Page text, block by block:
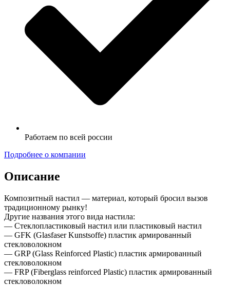
Работаем по всей россии
Подробнее о компании
Описание
Композитный настил — материал, который бросил вызов
традиционному рынку!
Другие названия этого вида настила:
— Стеклопластиковый настил или пластиковый настил
— GFK (Glasfaser Kunstsoffe) пластик армированный
стекловолокном
— GRP (Glass Reinforced Plastic) пластик армированный
стекловолокном
— FRP (Fiberglass reinforced Plastic) пластик армированный
стекловолокном